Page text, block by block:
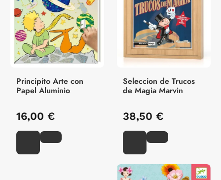
Principito Arte con
Papel Aluminio
16,00 €
Seleccion de Trucos
de Magia Marvin
38,50 €